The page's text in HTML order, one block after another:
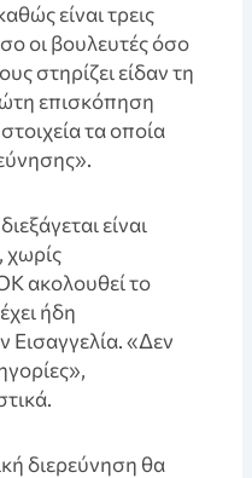
είναι τρεις
οι βουλευτές όσο
στηρίζει είδαν τη
επισκόπηση
τα οποία
είναι
χωρίς
ακολουθεί το
ήδη
Εισαγγελία. «Δεν
διερεύνηση θα